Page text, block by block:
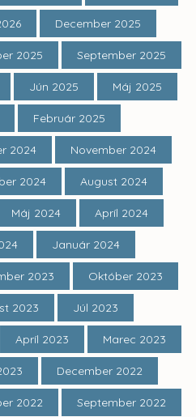
December 2025
2025 September 2025
Jún 2025 Máj 2025
Február 2025
2024 November 2024
2024 August 2024
Máj 2024 Apríl 2024
Január 2024
2023 Október 2023
2023 Júl 2023
Apríl 2023 Marec 2023
December 2022
2022 September 2022